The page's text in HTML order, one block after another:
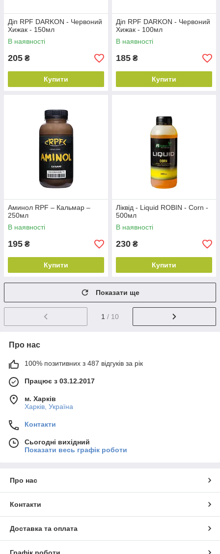
Діп RPF DARKON - Червоний
Хижак - 150мл
В наявності
205 ₴
Купити
Діп RPF DARKON - Червоний
Хижак - 100мл
В наявності
185 ₴
Купити
Аминол RPF – Кальмар –
250мл
В наявності
195 ₴
Купити
Ліквід - Liquid ROBIN - Corn -
500мл
В наявності
230 ₴
Купити
Показати ще
1 / 10
Про нас
100% позитивних з 487 відгуків за рік
Працює з 03.12.2017
м. Харків
Харків, Україна
Контакти
Сьогодні вихідний
Показати весь графік роботи
Про нас
Контакти
Доставка та оплата